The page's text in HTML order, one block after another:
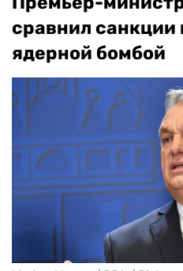
сравнил санкции
ядерной бомбой